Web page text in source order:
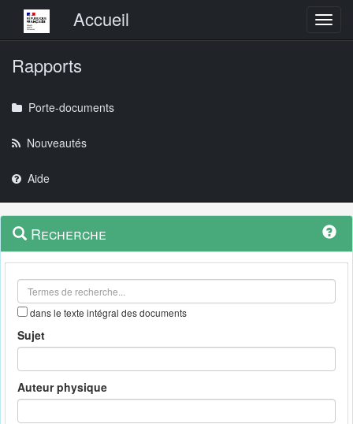
Menu principalAccueil
Rapports
Porte-documents
Nouveautés
Aide
Navigation
outils
Menu
contextuel
Recherche
dans le texte intégral des documents
Sujet
Auteur physique